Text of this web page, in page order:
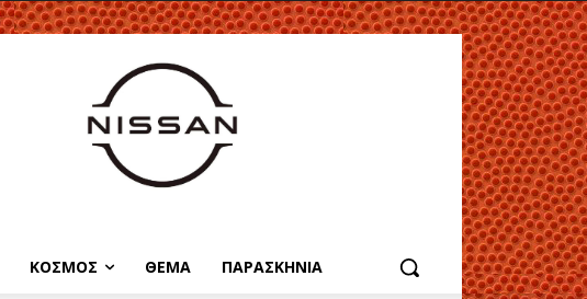
ΚΟΣΜΟΣ ΘΕΜΑ ΠΑΡΑΣΚΗΝΙΑ